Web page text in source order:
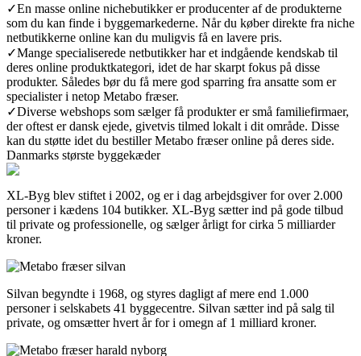
✓En masse online nichebutikker er producenter af de produkterne
som du kan finde i byggemarkederne. Når du køber direkte fra niche
netbutikkerne online kan du muligvis få en lavere pris.
✓Mange specialiserede netbutikker har et indgående kendskab til
deres online produktkategori, idet de har skarpt fokus på disse
produkter. Således bør du få mere god sparring fra ansatte som er
specialister i netop Metabo fræser.
✓Diverse webshops som sælger få produkter er små familiefirmaer,
der oftest er dansk ejede, givetvis tilmed lokalt i dit område. Disse
kan du støtte idet du bestiller Metabo fræser online på deres side.
Danmarks største byggekæder
XL-Byg blev stiftet i 2002, og er i dag arbejdsgiver for over 2.000
personer i kædens 104 butikker. XL-Byg sætter ind på gode tilbud
til private og professionelle, og sælger årligt for cirka 5 milliarder
kroner.
Silvan begyndte i 1968, og styres dagligt af mere end 1.000
personer i selskabets 41 byggecentre. Silvan sætter ind på salg til
private, og omsætter hvert år for i omegn af 1 milliard kroner.